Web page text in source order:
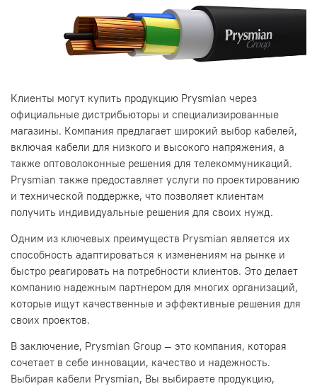
Клиенты могут купить продукцию Prysmian через
официальные дистрибьюторы и специализированные
магазины. Компания предлагает широкий выбор кабелей,
включая кабели для низкого и высокого напряжения, а
также оптоволоконные решения для телекоммуникаций.
Prysmian также предоставляет услуги по проектированию
и технической поддержке, что позволяет клиентам
получить индивидуальные решения для своих нужд.
Одним из ключевых преимуществ Prysmian является их
способность адаптироваться к изменениям на рынке и
быстро реагировать на потребности клиентов. Это делает
компанию надежным партнером для многих организаций,
которые ищут качественные и эффективные решения для
своих проектов.
В заключение, Prysmian Group — это компания, которая
сочетает в себе инновации, качество и надежность.
Выбирая кабели Prysmian, Вы выбираете продукцию,